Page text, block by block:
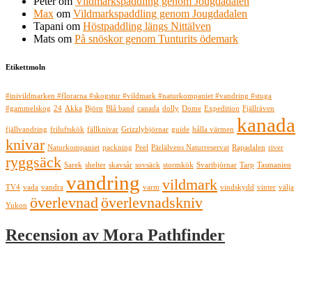
Max om Vildmarkspaddling genom Jougdadalen
Tapani om Höstpaddling längs Nittälven
Mats om På snöskor genom Tunturits ödemark
Etikettmoln
#inivildmarken #florarna #skogstur #vildmark #naturkompaniet #vandring #stuga
#gammelskog 24 Akka Björn Blå band canada dolly Dome Expedition Fjällräven
fjällvandring friluftskök fällknivar Grizzlybjörnar guide hålla värmen kanada
knivar Naturkompaniet packning Peel Pärlälvens Naturreservat Rapadalen river
ryggsäck Sarek shelter skavsår sovsäck stormkök Svartbjörnar Tarp Tasmanien
TV4 vada vandra vandring varm vildmark vindskydd vinter välja
Yukon överlevnadöverlevnadskniv
Recension av Mora Pathfinder